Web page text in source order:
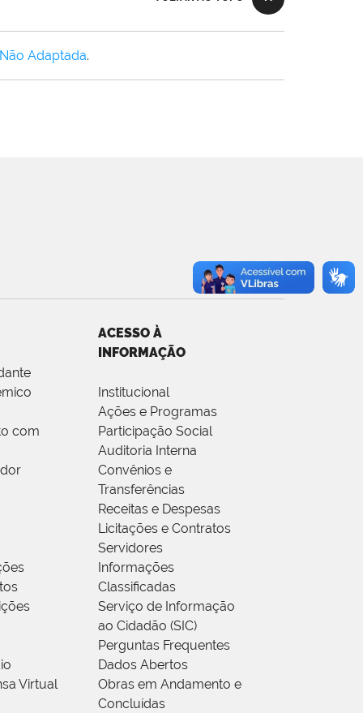
Adaptada.
com
Virtual
ACESSO À
INFORMAÇÃO
Institucional
Ações e Programas
Participação Social
Auditoria Interna
Convênios e
Transferências
Receitas e Despesas
Licitações e Contratos
Servidores
Informações
Classificadas
Serviço de Informação
ao Cidadão (SIC)
Perguntas Frequentes
Dados Abertos
Obras em Andamento e
Concluídas